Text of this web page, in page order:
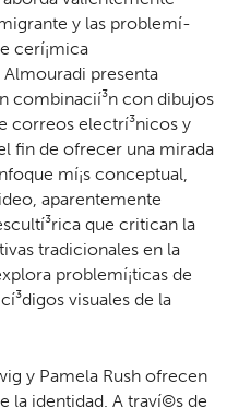
y las problemí­
cerí­¡mica
Almouradi presenta
combinacií­³n con dibujos
correos electrí­³nicos y
fin de ofrecer una mirada
mí­¡s conceptual,
aparentemente
que critican la
tradicionales en la
problemí­¡ticas de
visuales de la
y Pamela Rush ofrecen
la identidad. A traví­©s de